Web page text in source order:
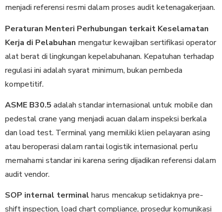
menjadi referensi resmi dalam proses audit ketenagakerjaan.
Peraturan Menteri Perhubungan terkait Keselamatan
Kerja di Pelabuhan mengatur kewajiban sertifikasi operator
alat berat di lingkungan kepelabuhanan. Kepatuhan terhadap
regulasi ini adalah syarat minimum, bukan pembeda
kompetitif.
ASME B30.5 adalah standar internasional untuk mobile dan
pedestal crane yang menjadi acuan dalam inspeksi berkala
dan load test. Terminal yang memiliki klien pelayaran asing
atau beroperasi dalam rantai logistik internasional perlu
memahami standar ini karena sering dijadikan referensi dalam
audit vendor.
SOP internal terminal harus mencakup setidaknya pre-
shift inspection, load chart compliance, prosedur komunikasi